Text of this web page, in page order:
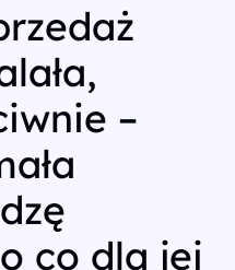
–
co dla jej